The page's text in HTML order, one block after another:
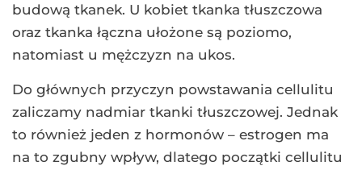
budową tkanek. U kobiet tkanka tłuszczowa
oraz tkanka łączna ułożone są poziomo,
natomiast u mężczyzn na ukos.
Do głównych przyczyn powstawania cellulitu
zaliczamy nadmiar tkanki tłuszczowej. Jednak
to również jeden z hormonów – estrogen ma
na to zgubny wpływ, dlatego początki cellulitu